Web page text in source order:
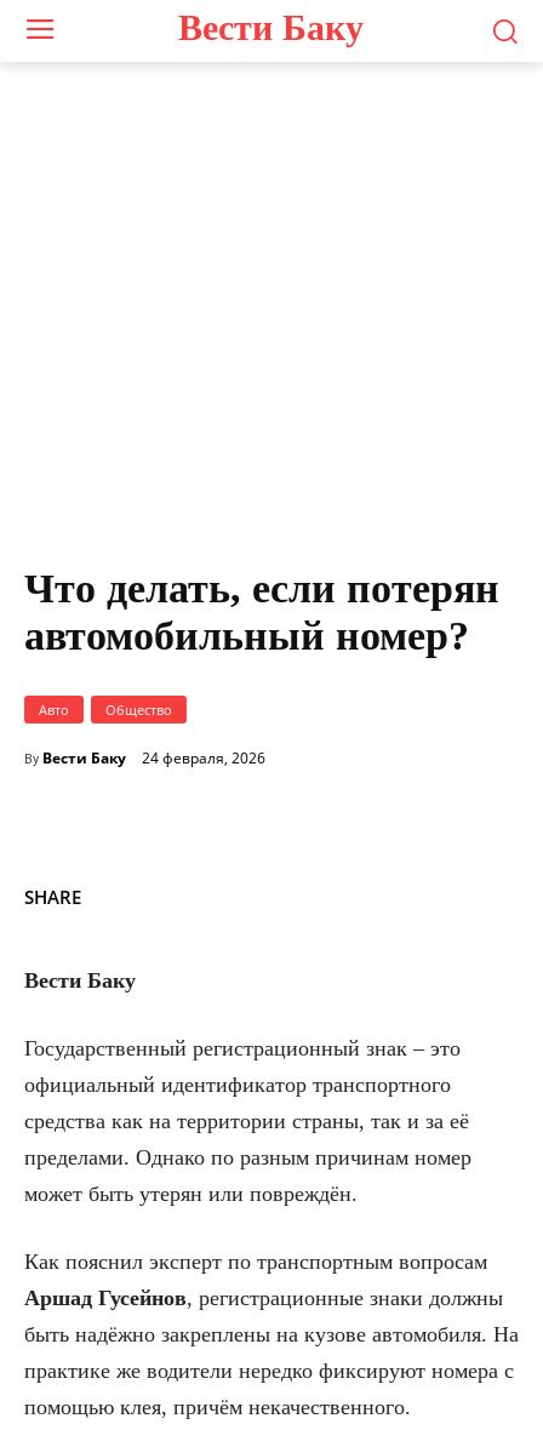
Вести Баку
Что делать, если потерян
автомобильный номер?
Авто Общество
By Вести Баку 24 февраля, 2026
SHARE
Вести Баку
Государственный регистрационный знак – это
официальный идентификатор транспортного
средства как на территории страны, так и за её
пределами. Однако по разным причинам номер
может быть утерян или повреждён.
Как пояснил эксперт по транспортным вопросам
Аршад Гусейнов, регистрационные знаки должны
быть надёжно закреплены на кузове автомобиля. На
практике же водители нередко фиксируют номера с
помощью клея, причём некачественного.